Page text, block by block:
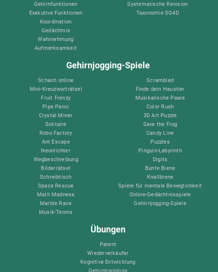
Gehirnfunktionen
Exekutive Funktionen
Koordination
Gedächtnis
Wahrnehmung
Aufmerksamkeit
Systematische Revision
Taxonomie SG4D
Gehirnjogging-Spiele
Schach online
Mini-Kreuzworträtsel
Fruit Frenzy
Pipe Panic
Crystal Miner
Solitaire
Robo Factory
Ant Escape
Neonlichter
Wegbeschreibung
Bilderrätsel
Schreibtisch
Space Rescue
Math Madness
Marble Race
Musik-Tennis
Scrambled
Finde dein Haustier
Musikalische Paare
Color Rush
3D Art Puzzle
Save the Frog
Candy Line
Puzzles
Pinguin-Labyrinth
Digits
Bunte Biene
Knallbiene
Spiele für mentale Beweglichkeit
Online-Gedächtnisspiele
Gehirnjogging-Spiele
Übungen
Patent
Wiederverkäufer
Kognitive Entwicklung